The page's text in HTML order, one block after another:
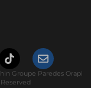
Groupe Paredes Orapi